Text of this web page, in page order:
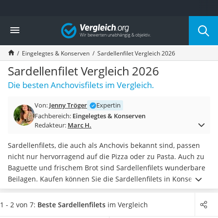
Die beliebtesten Vergleiche nach Kategorie
Lebensmittel
Schwarzkümmelöl
Knäckebrot
Schwarzkümmelöl-Kapseln
Manukahonig
Eiklar
Balsamico-Essig
Schwarzkümmelöl bio
Honig
Gemüsebrühe
Eiskaffee-Pulver
Irischer Whiskey
Grapefruitkernextrakt
Matcha-Set
Vergleich
Eingelegtes & Konserven Sardellenfilet Vergleich 2026
Sardellenfilet Vergleich 2026
Die besten Anchovisfilets im Vergleich.
Von: Jenny Tröger
Expertin
Fachbereich: Eingelegtes & Konserven
Redakteur: Marc H.
Sardellenfilets, die auch als Anchovis bekannt sind, passen
nicht nur hervorragend auf die Pizza oder zu Pasta. Auch zu
Baguette und frischem Brot sind Sardellenfilets wunderbare
Beilagen. Kaufen können Sie die Sardellenfilets in Konserven
mit dem wohlschmeckendem Speisefischfilet einzeln oder im
Set.
1 - 2 von 7: Beste Sardellenfilets im Vergleich